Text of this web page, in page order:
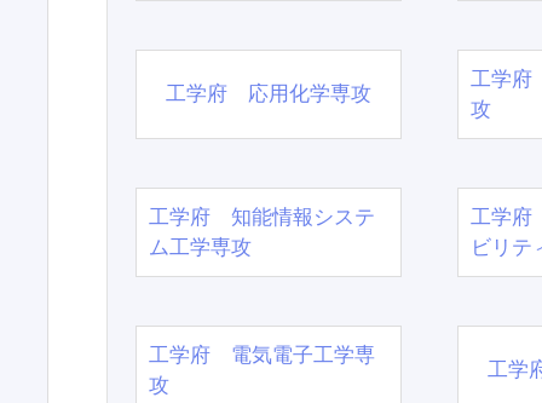
工学府 応用化学専攻
工学府
攻
工学府 知能情報システ
ム工学専攻
工学府
ビリテ
工学府 電気電子工学専
攻
工学